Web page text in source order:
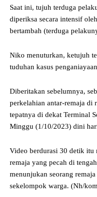
Saat ini, tujuh terduga
diperiksa secara intensif
bertambah (terduga
Niko menuturkan, ketujuh
tuduhan kasus
Diberitakan sebelumnya,
perkelahian antar-remaja di
tepatnya di dekat Terminal
Minggu (1/10/2023) dini
Video berdurasi 30 detik itu
remaja yang pecah di
menunjukan seorang
sekelompok warga. (Nh/